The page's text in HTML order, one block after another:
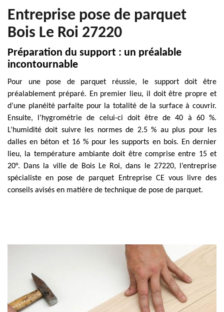
Entreprise pose de parquet
Bois Le Roi 27220
Préparation du support : un préalable
incontournable
Pour une pose de parquet réussie, le support doit être
préalablement préparé. En premier lieu, il doit être propre et
d’une planéité parfaite pour la totalité de la surface à couvrir.
Ensuite, l’hygrométrie de celui-ci doit être de 40 à 60 %.
L’humidité doit suivre les normes de 2.5 % au plus pour les
dalles en béton et 16 % pour les supports en bois. En dernier
lieu, la température ambiante doit être comprise entre 15 et
20°. Dans la ville de Bois Le Roi, dans le 27220, l’entreprise
spécialiste en pose de parquet Entreprise CE vous livre des
conseils avisés en matière de technique de pose de parquet.